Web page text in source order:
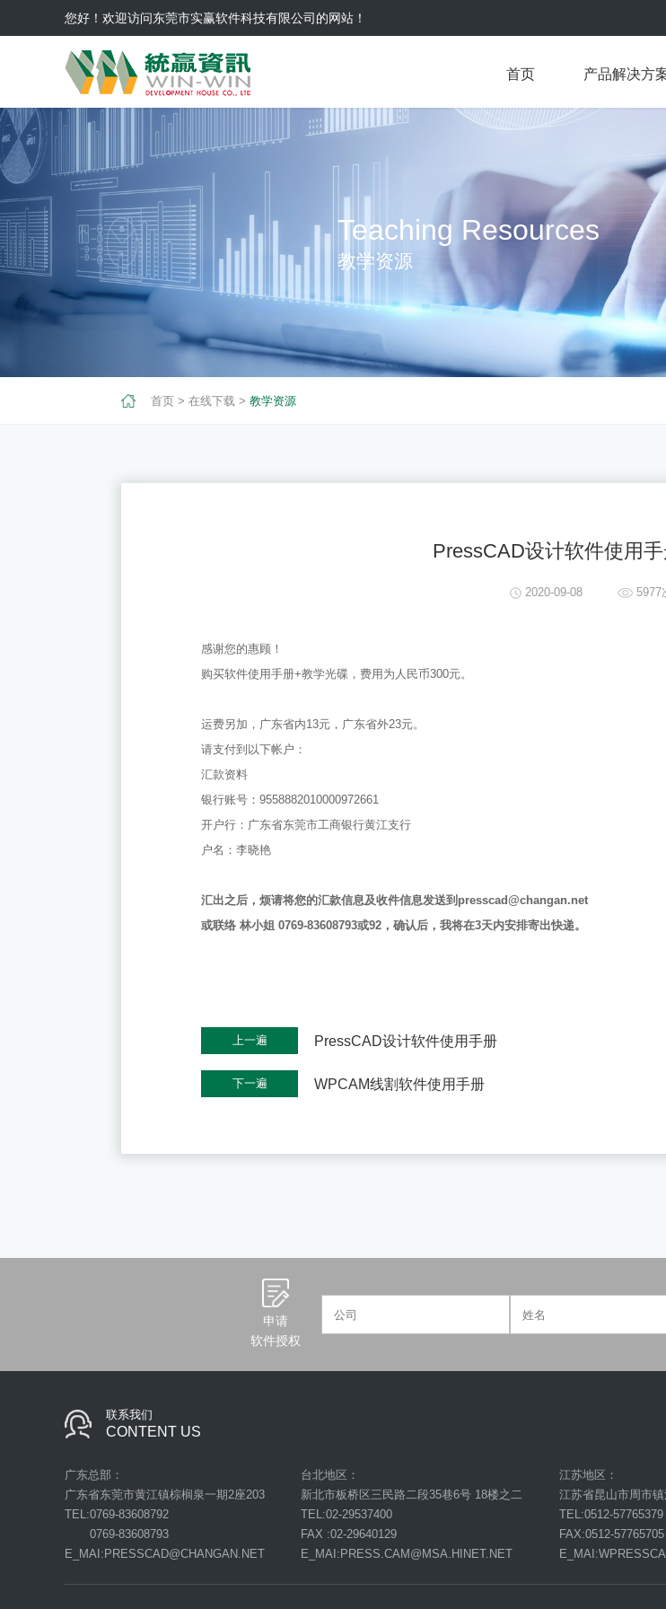
您好！欢迎访问东莞市实赢软件科技有限公司的网站！
首页 产品解决方
Teaching Resources
教学资源
首页 > 在线下载 > 教学资源
PressCAD设计软件使用
2020-09-08 5977
感谢您的惠顾！
购买软件使用手册+教学光碟，费用为人民币300元。
运费另加，广东省内13元，广东省外23元。
请支付到以下帐户：
汇款资料
银行账号：9558882010000972661
开户行：广东省东莞市工商银行黄江支行
户名：李晓艳
汇出之后，烦请将您的汇款信息及收件信息发送到presscad@changan.net
或联络 林小姐 0769-83608793或92，确认后，我将在3天内安排寄出快递。
上一遍 PressCAD设计软件使用手册
下一遍 WPCAM线割软件使用手册
申请
软件授权
联系我们
CONTENT US
广东总部：
广东省东莞市黄江镇棕榈泉一期2座203
TEL:0769-83608792
0769-83608793
E_MAI:PRESSCAD@CHANGAN.NET
台北地区：
新北市板桥区三民路二段35巷6号 18楼之二
TEL:02-29537400
FAX :02-29640129
E_MAI:PRESS.CAM@MSA.HINET.NET
江苏地区：
江苏省昆山市周市
TEL:0512-57765379
FAX:0512-57765705